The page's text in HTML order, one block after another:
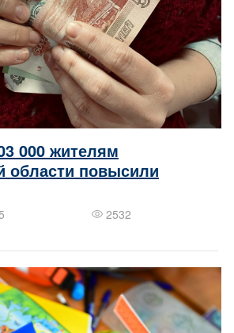
000 жителям
области повысили
2532